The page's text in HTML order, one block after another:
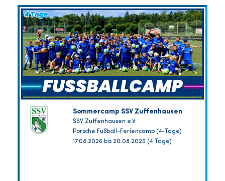
Sommercamp SSV Zuffenhausen
SSV Zuffenhausen e.V.
Porsche Fußball-Feriencamp (4-Tage)
17.08.2026 bis 20.08.2026 (4 Tage)